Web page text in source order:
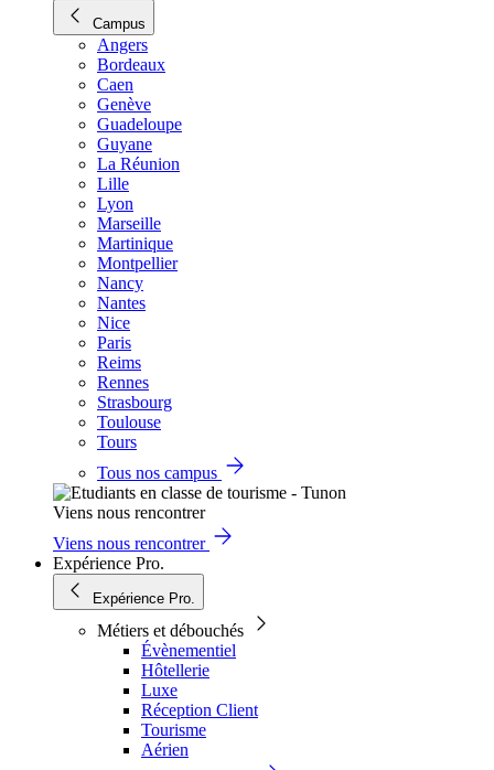
Campus
Angers
Bordeaux
Caen
Genève
Guadeloupe
Guyane
La Réunion
Lille
Lyon
Marseille
Martinique
Montpellier
Nancy
Nantes
Nice
Paris
Reims
Rennes
Strasbourg
Toulouse
Tours
Tous nos campus
Viens nous rencontrer
Viens nous rencontrer
Expérience Pro.
Expérience Pro.
Métiers et débouchés
Évènementiel
Hôtellerie
Luxe
Réception Client
Tourisme
Aérien